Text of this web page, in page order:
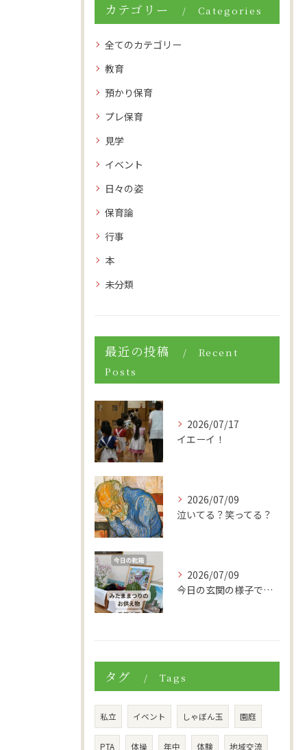
カテゴリー Categories
全てのカテゴリー
教育
預かり保育
プレ保育
見学
イベント
日々の姿
保育論
行事
本
未分類
最近の投稿
Recent
Posts
2026/07/17
イエーイ！
2026/07/09
泣いてる？笑ってる？
2026/07/09
今日の玄関の様子です。
タグ Tags
私立 イベント しゃぼん玉 園庭
PTA 体操 年中 体験 地域交流